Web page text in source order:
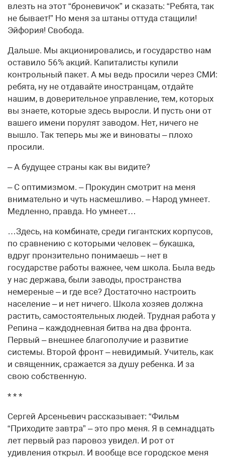
влезть на этот “броневичок” и сказать: “Ребята, так
не бывает!” Но меня за штаны оттуда стащили!
Эйфория! Свобода.
Дальше. Мы акционировались, и государство нам
оставило 56% акций. Капиталисты купили
контрольный пакет. А мы ведь просили через СМИ:
ребята, ну не отдавайте иностранцам, отдайте
нашим, в доверительное управление, тем, которых
вы знаете, которые здесь выросли. И пусть они от
вашего имени порулят заводом. Нет, ничего не
вышло. Так теперь мы же и виноваты – плохо
просили.
– А будущее страны как вы видите?
– С оптимизмом. – Прокудин смотрит на меня
внимательно и чуть насмешливо. – Народ умнеет.
Медленно, правда. Но умнеет…
…Здесь, на комбинате, среди гигантских корпусов,
по сравнению с которыми человек – букашка,
вдруг пронзительно понимаешь – нет в
государстве работы важнее, чем школа. Была ведь
у нас держава, были заводы, пространства
немереные – и где все? Достаточно настроить
население – и нет ничего. Школа хозяев должна
растить, самостоятельных людей. Трудная работа у
Репина – каждодневная битва на два фронта.
Первый – внешнее благополучие и развитие
системы. Второй фронт – невидимый. Учитель, как
и священник, сражается за душу ребенка. И за
свою собственную.
* * *
Сергей Арсеньевич рассказывает: “Фильм
“Приходите завтра” – это про меня. Я в семнадцать
лет первый раз паровоз увидел. И рот от
удивления открыл. И вообще все городское меня